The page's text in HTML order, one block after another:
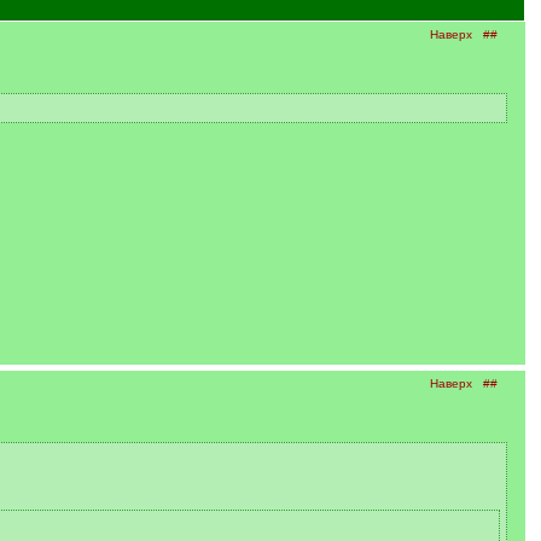
Наверх ##
Наверх ##